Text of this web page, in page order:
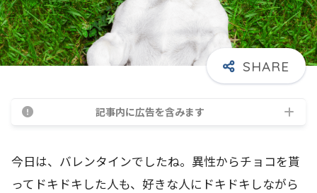
記事内に広告を含みます
今日は、バレンタインでしたね。異性からチョコを貰
ってドキドキした人も、好きな人にドキドキしながら